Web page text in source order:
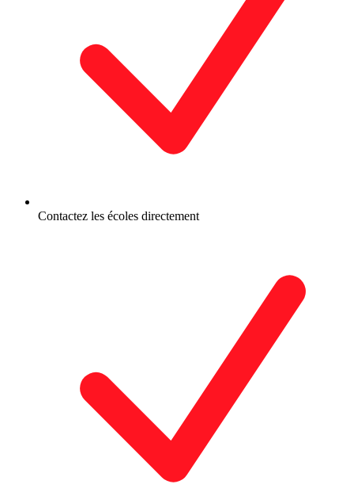
Contactez les écoles directement